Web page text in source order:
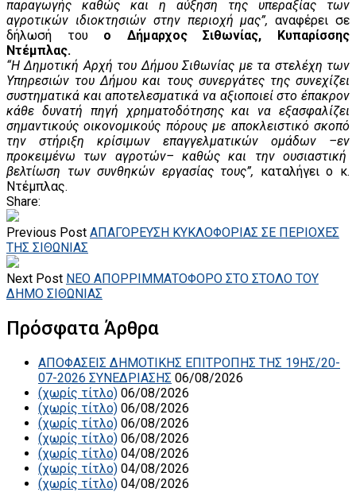
παραγωγής καθώς και η αύξηση της υπεραξίας των
αγροτικών ιδιοκτησιών στην περιοχή μας”, αναφέρει σε
δήλωσή του ο Δήμαρχος Σιθωνίας, Κυπαρίσσης
Ντέμπλας.
“Η Δημοτική Αρχή του Δήμου Σιθωνίας με τα στελέχη των
Υπηρεσιών του Δήμου και τους συνεργάτες της συνεχίζει
συστηματικά και αποτελεσματικά να αξιοποιεί στο έπακρον
κάθε δυνατή πηγή χρηματοδότησης και να εξασφαλίζει
σημαντικούς οικονομικούς πόρους με αποκλειστικό σκοπό
την στήριξη κρίσιμων επαγγελματικών ομάδων –εν
προκειμένω των αγροτών– καθώς και την ουσιαστική
βελτίωση των συνθηκών εργασίας τους”, καταλήγει ο κ.
Ντέμπλας.
Share:
Previous Post ΑΠΑΓΟΡΕΥΣΗ ΚΥΚΛΟΦΟΡΙΑΣ ΣΕ ΠΕΡΙΟΧΕΣ
ΤΗΣ ΣΙΘΩΝΙΑΣ
Next Post ΝΕΟ ΑΠΟΡΡΙΜΜΑΤΟΦΟΡΟ ΣΤΟ ΣΤΟΛΟ ΤΟΥ
ΔΗΜΟ ΣΙΘΩΝΙΑΣ
Πρόσφατα Άρθρα
ΑΠΟΦΑΣΕΙΣ ΔΗΜΟΤΙΚΗΣ ΕΠΙΤΡΟΠΗΣ ΤΗΣ 19ΗΣ/20-
07-2026 ΣΥΝΕΔΡΙΑΣΗΣ 06/08/2026
(χωρίς τίτλο) 06/08/2026
(χωρίς τίτλο) 06/08/2026
(χωρίς τίτλο) 06/08/2026
(χωρίς τίτλο) 06/08/2026
(χωρίς τίτλο) 04/08/2026
(χωρίς τίτλο) 04/08/2026
(χωρίς τίτλο) 04/08/2026